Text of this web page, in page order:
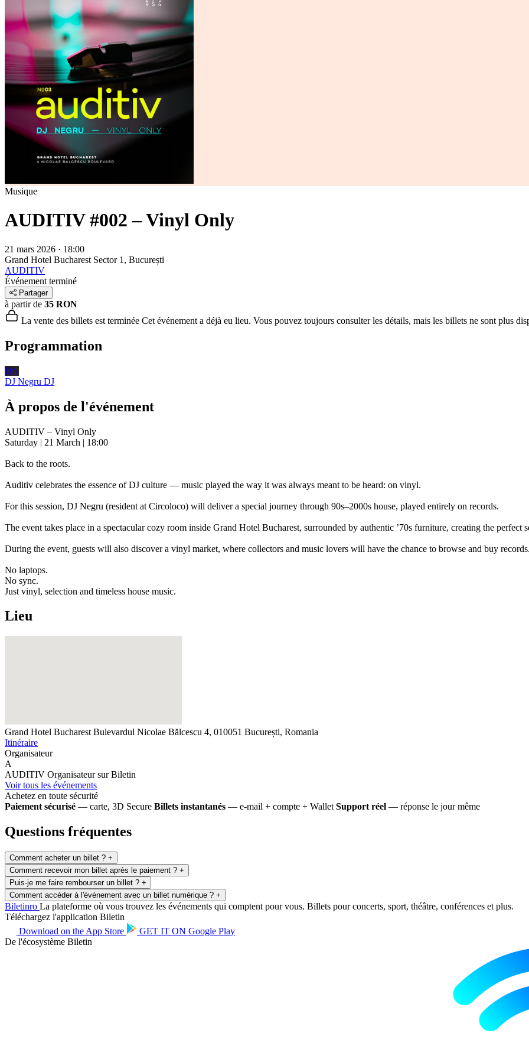
Musique
AUDITIV #002 – Vinyl Only
21 mars 2026 · 18:00
Grand Hotel Bucharest Sector 1, București
AUDITIV
Événement terminé
Partager
à partir de 35 RON
La vente des billets est terminée Cet événement a déjà eu lieu. Vous pouvez toujours consulter les détails, mais les billets ne sont plus
Programmation
DN
DJ Negru DJ
À propos de l'événement
AUDITIV – Vinyl Only
Saturday | 21 March | 18:00
Back to the roots.
Auditiv celebrates the essence of DJ culture — music played the way it was always meant to be heard: on vinyl.
For this session, DJ Negru (resident at Circoloco) will deliver a special journey through 90s–2000s house, played entirely on records.
The event takes place in a spectacular cozy room inside Grand Hotel Bucharest, surrounded by authentic ’70s furniture, creating the perfect
During the event, guests will also discover a vinyl market, where collectors and music lovers will have the chance to browse and buy
No laptops.
No sync.
Just vinyl, selection and timeless house music.
Lieu
Grand Hotel Bucharest Bulevardul Nicolae Bălcescu 4, 010051 București, Romania
Itinéraire
Organisateur
A
AUDITIV Organisateur sur Biletin
Voir tous les événements
Achetez en toute sécurité
Paiement sécurisé — carte, 3D Secure Billets instantanés — e-mail + compte + Wallet Support réel — réponse le jour même
Questions fréquentes
Comment acheter un billet ? +
Comment recevoir mon billet après le paiement ? +
Puis-je me faire rembourser un billet ? +
Comment accéder à l'événement avec un billet numérique ? +
Biletinro La plateforme où vous trouvez les événements qui comptent pour vous. Billets pour concerts, sport, théâtre, conférences et plus.
Téléchargez l'application Biletin
Download on the App Store GET IT ON Google Play
De l'écosystème Biletin